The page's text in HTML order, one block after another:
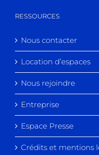
RESSOURCES
Nous contacter
Location d’espaces
Nous rejoindre
Entreprise
Espace Presse
Crédits et mentions